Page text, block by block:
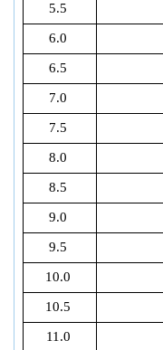
5.5
6.0
6.5
7.0
7.5
8.0
8.5
9.0
9.5
10.0
10.5
11.0